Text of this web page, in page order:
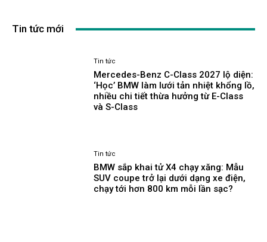
Tin tức mới
Tin tức
Mercedes-Benz C-Class 2027 lộ diện:
‘Học’ BMW làm lưới tản nhiệt khổng lồ,
nhiều chi tiết thừa hưởng từ E-Class
và S-Class
Tin tức
BMW sắp khai tử X4 chạy xăng: Mẫu
SUV coupe trở lại dưới dạng xe điện,
chạy tới hơn 800 km mỗi lần sạc?